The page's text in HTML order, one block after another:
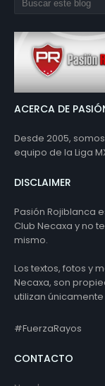
ACERCA DE
Desde 2005,
equipo de la Liga
DISCLAIMER
Pasión Rojiblanca
Club Necaxa y no
mismo.
Los textos, fotos y
Necaxa, son
utilizan
#FuerzaRayos
CONTACTO